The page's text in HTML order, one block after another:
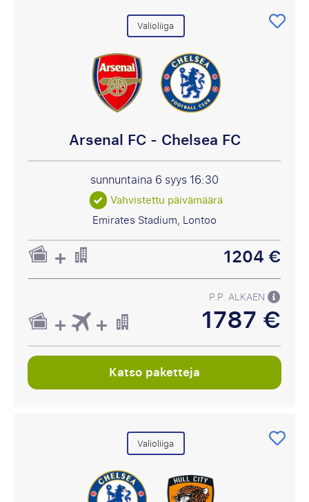
Valioliiga
Arsenal FC - Chelsea FC
sunnuntaina 6 syys16:30
Vahvistettu päivämäärä
Emirates Stadium, Lontoo
1204 €
P.P. ALKAEN
1787 €
Katso paketteja
Valioliiga